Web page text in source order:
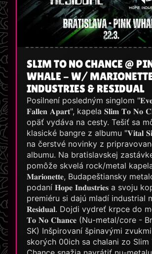
SLIM TO NO CHANCE @
WHALE - W/
INDUSTRIES & RESIDUAL
Posilnení posledným singlom
𝐅𝐚𝐥𝐥𝐞𝐧 𝐀𝐩𝐚𝐫𝐭", kapela 𝐒𝐥𝐢𝐦 𝐓𝐨 𝐍𝐨
opäť vydáva na cesty. Tešiť sa
klasické bangre z albumu "𝐕𝐢𝐭𝐚𝐥
na čerstvé novinky z
albumu. Na bratislavskej
pomôže skvelá rock/metal
𝐌𝐚𝐫𝐢𝐨𝐧𝐞𝐭𝐭𝐞, Budapeštiansky
podaní 𝐇𝐨𝐩𝐞 𝐈𝐧𝐝𝐮𝐬𝐭𝐫𝐢𝐞𝐬 a svoju
premiéru si dajú mladí industrial
𝐑𝐞𝐬𝐢𝐝𝐮𝐚𝐥. Dojdi vydreť krpce do
𝐓𝐨 𝐍𝐨 𝐂𝐡𝐚𝐧𝐜𝐞 (Nu-metal/core -
SK) Inšpirovaní špinavými
skorých 00ich sa chalani zo Slim